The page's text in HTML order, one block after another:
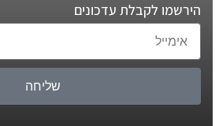
הירשמו לקבלת עדכונים
שליחה